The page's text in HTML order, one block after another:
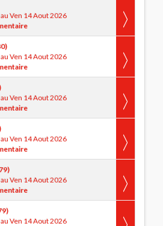
Ven 14 Aout 2026
Ven 14 Aout 2026
Ven 14 Aout 2026
Ven 14 Aout 2026
Ven 14 Aout 2026
Ven 14 Aout 2026